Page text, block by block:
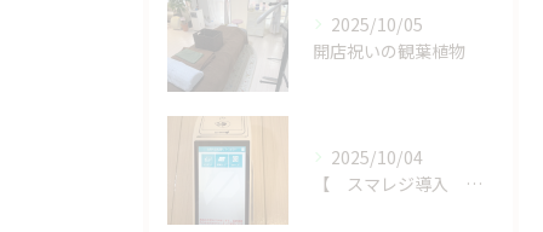
2025/10/05
開店祝いの観葉植物
2025/10/04
【 スマレジ導入 】決済の選択肢が増えました